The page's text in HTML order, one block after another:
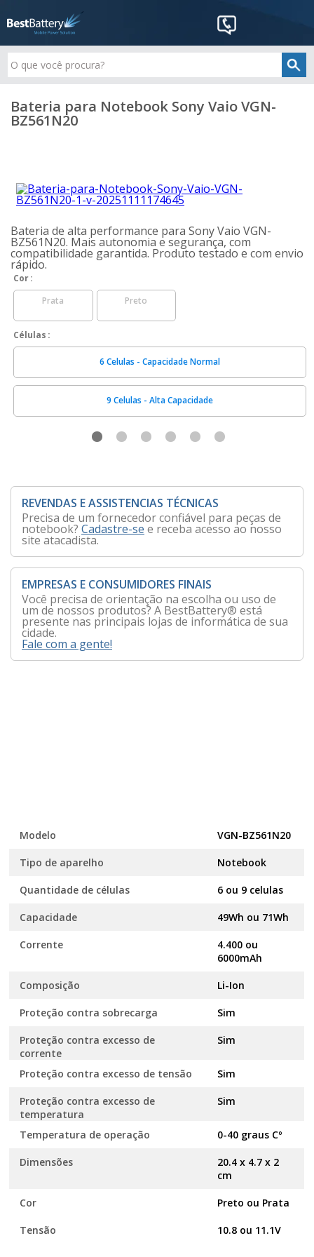
Bateria para Notebook Sony Vaio VGN-
BZ561N20
Bateria de alta performance para Sony Vaio VGN-
BZ561N20. Mais autonomia e segurança, com
compatibilidade garantida. Produto testado e com envio
rápido.
Cor
Prata
Preto
Células
6 Celulas - Capacidade Normal
9 Celulas - Alta Capacidade
REVENDAS E ASSISTENCIAS TÉCNICAS
Precisa de um fornecedor confiável para peças de
notebook? Cadastre-se e receba acesso ao nosso
site atacadista.
EMPRESAS E CONSUMIDORES FINAIS
Você precisa de orientação na escolha ou uso de
um de nossos produtos? A BestBattery® está
presente nas principais lojas de informática de sua
cidade.
Fale com a gente!
Modelo VGN-BZ561N20
Tipo de aparelho Notebook
Quantidade de células 6 ou 9 celulas
Capacidade 49Wh ou 71Wh
Corrente
4.400 ou
6000mAh
Composição Li-Ion
Proteção contra sobrecarga Sim
Proteção contra excesso de
corrente
Sim
Proteção contra excesso de tensão Sim
Proteção contra excesso de
temperatura
Sim
Temperatura de operação 0-40 graus Cº
Dimensões
20.4 x 4.7 x 2
cm
Cor Preto ou Prata
Tensão 10.8 ou 11.1V